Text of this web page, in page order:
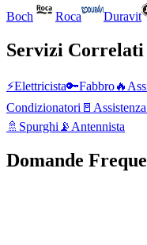
Boch
Roca Duravit
Servizi Correlati
⚡Elettricista🔑Fabbro🔥
Condizionatori 🚪
🚿 Spurghi 📡 Antennista
Domande